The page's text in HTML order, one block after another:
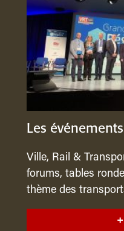
Les événements
Ville, Rail &
forums, tables
thème des